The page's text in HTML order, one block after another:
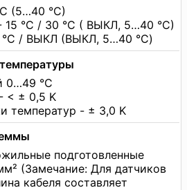
(5…40 °C)
15 °C / 30 °C ( ВЫКЛ, 5…40 °C)
°C / ВЫКЛ (ВЫКЛ, 5…40 °C)
0…49 °C
< ± 0,5 K
температур - ± 3,0 K
подготовленные
(Замечание: Для датчиков
кабеля составляет